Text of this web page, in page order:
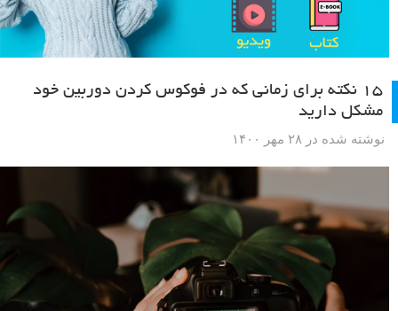
۱۵ نکته برای زمانی که در فوکوس کردن دوربین خود
مشکل دارید
نوشته شده در ۲۸ مهر ۱۴۰۰